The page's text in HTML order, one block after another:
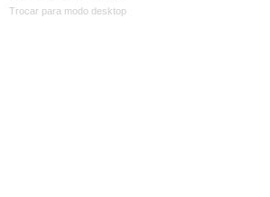
Trocar para modo desktop